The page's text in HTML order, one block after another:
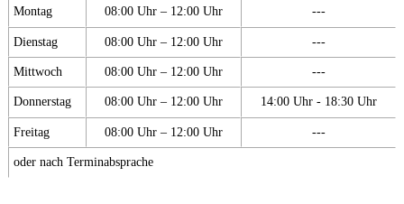
Montag 08:00 Uhr – 12:00 Uhr ---
Dienstag 08:00 Uhr – 12:00 Uhr ---
Mittwoch 08:00 Uhr – 12:00 Uhr ---
Donnerstag 08:00 Uhr – 12:00 Uhr 14:00 Uhr - 18:30 Uhr
Freitag 08:00 Uhr – 12:00 Uhr ---
oder nach Terminabsprache